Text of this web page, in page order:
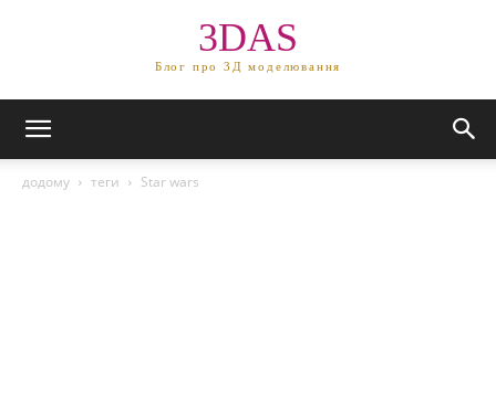
3DAS
Блог про 3Д моделювання
додому теги Star wars